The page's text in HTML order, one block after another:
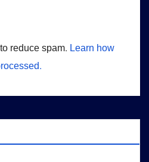
reduce spam. Learn how